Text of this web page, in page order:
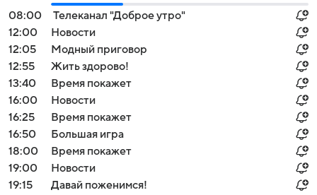
08:00
Телеканал "Доброе утро"
12:00
Новости
12:05
Модный приговор
12:55
Жить здорово!
13:40
Время покажет
16:00
Новости
16:25
Время покажет
16:50
Большая игра
18:00
Время покажет
19:00
Новости
19:15
Давай поженимся!